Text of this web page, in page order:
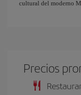
cultural del moderno
Precios